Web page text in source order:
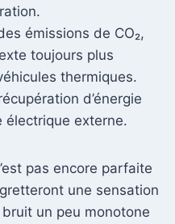
émissions de CO₂,
toujours plus
thermiques.
d’énergie
électrique externe.
pas encore parfaite
une sensation
un peu monotone